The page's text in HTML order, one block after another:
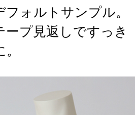
ォルトサンプル。
ープ見返しですっき